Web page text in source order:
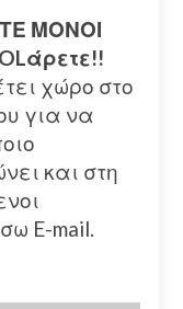
ΜΟΝΟΙ
χώρο στο
για να
και στη
E-mail.